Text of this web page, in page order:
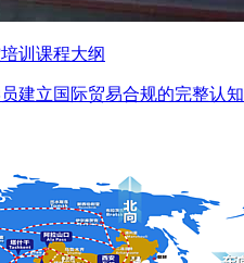
训课程大纲
建立国际贸易合规的完整认